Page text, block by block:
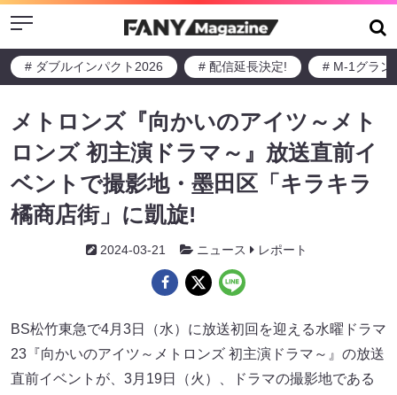
Menu
# ダブルインパクト2026 # 配信延長決定! # M-1グラン
メトロンズ『向かいのアイツ～メト
ロンズ 初主演ドラマ～』放送直前イ
ベントで撮影地・墨田区「キラキラ
橘商店街」に凱旋!
2024-03-21 ニュース レポート
BS松竹東急で4月3日（水）に放送初回を迎える水曜ドラマ
23『向かいのアイツ～メトロンズ 初主演ドラマ～』の放送
直前イベントが、3月19日（火）、ドラマの撮影地である